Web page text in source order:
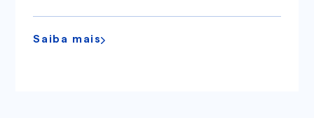
Saiba mais